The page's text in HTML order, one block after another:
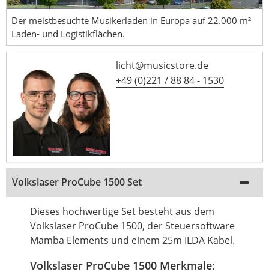
Der meistbesuchte Musikerladen in Europa auf 22.000 m²
Laden- und Logistikflächen.
licht@musicstore.de
+49 (0)221 / 88 84 - 1530
Volkslaser ProCube 1500 Set
Dieses hochwertige Set besteht aus dem
Volkslaser ProCube 1500, der Steuersoftware
Mamba Elements und einem 25m ILDA Kabel.
Volkslaser ProCube 1500 Merkmale: